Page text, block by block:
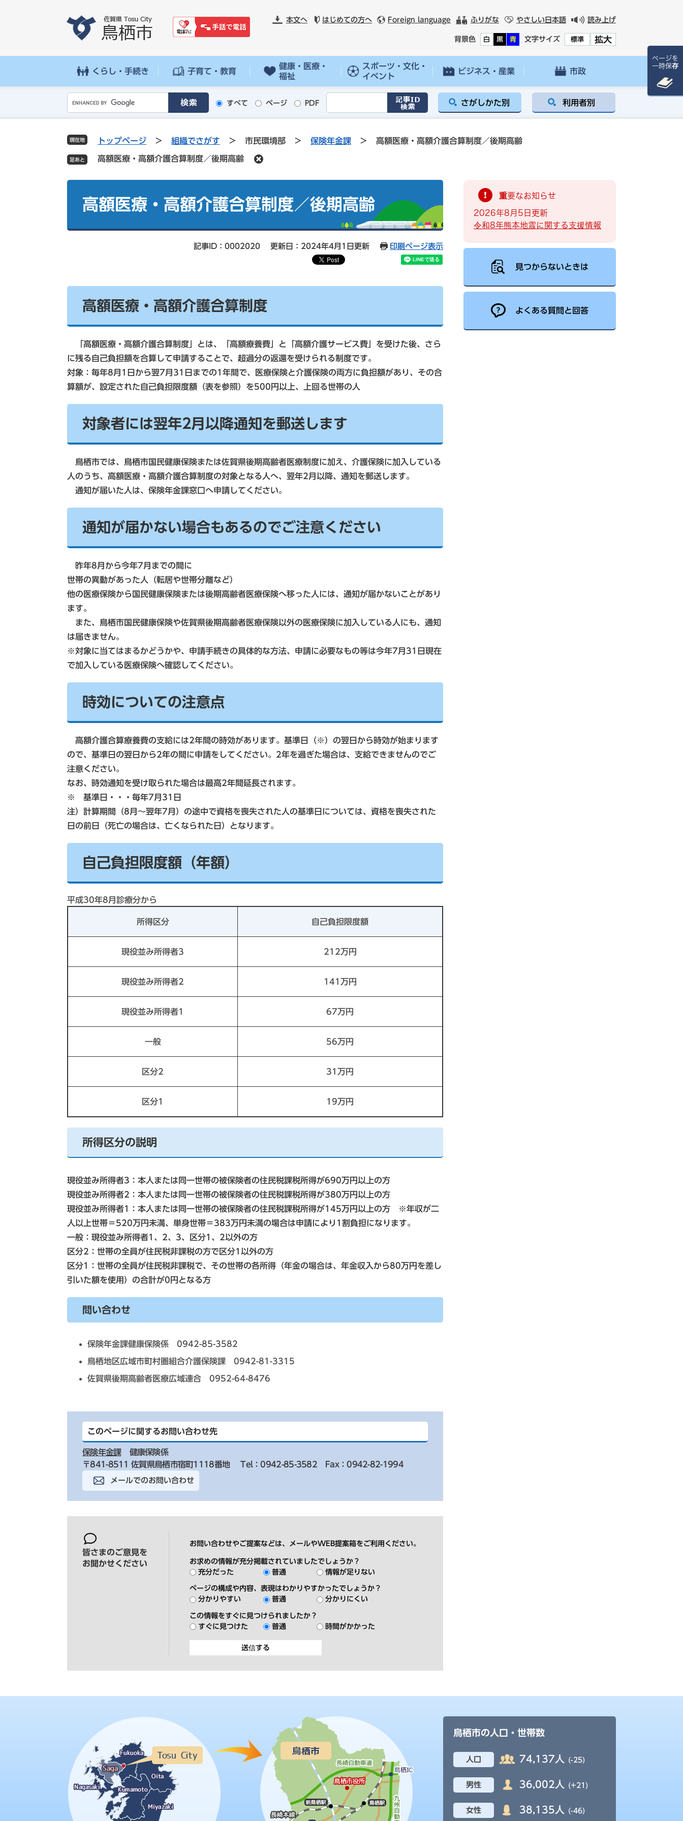
先
を
本文へ はじめての方へ Foreign language ふりがな やさしい日本語 読み上げ
背景色 白 黒 青 文字サイズ 標準 拡大
くらし・手続き 子育て・教育
健康・医療・
福祉
スポーツ・文化・
イベント
ビジネス・産業 市政
o
g
l
e
ス
索
すべて ページ PDF さがしかた別 利用者別
現在地 トップページ > 組織でさがす > 市民環境部 > 保険年金課 > 高額医療・高額介護合算制度／後期高齢
高額医療・高額介護合算制度／後期高齢
高額医療・高額介護合算制度／後期高齢
記事ID：0002020 更新日：2024年4月1日更新 印刷ページ表示
高額医療・高額介護合算制度
「高額医療・高額介護合算制度」とは、「高額療養費」と「高額介護サービス費」を受けた後、さら
に残る自己負担額を合算して申請することで、超過分の返還を受けられる制度です。
対象：毎年8月1日から翌7月31日までの1年間で、医療保険と介護保険の両方に負担額があり、その合
算額が、設定された自己負担限度額（表を参照）を500円以上、上回る世帯の人
対象者には翌年2月以降通知を郵送します
鳥栖市では、鳥栖市国民健康保険または佐賀県後期高齢者医療制度に加え、介護保険に加入している
人のうち、高額医療・高額介護合算制度の対象となる人へ、翌年2月以降、通知を郵送します。
通知が届いた人は、保険年金課窓口へ申請してください。
通知が届かない場合もあるのでご注意ください
昨年8月から今年7月までの間に
世帯の異動があった人（転居や世帯分離など）
他の医療保険から国民健康保険または後期高齢者医療保険へ移った人には、通知が届かないことがあり
ます。
また、鳥栖市国民健康保険や佐賀県後期高齢者医療保険以外の医療保険に加入している人にも、通知
は届きません。
※対象に当てはまるかどうかや、申請手続きの具体的な方法、申請に必要なもの等は今年7月31日現在
で加入している医療保険へ確認してください。
時効についての注意点
高額介護合算療養費の支給には2年間の時効があります。基準日（※）の翌日から時効が始まります
ので、基準日の翌日から2年の間に申請をしてください。2年を過ぎた場合は、支給できませんのでご
注意ください。
なお、時効通知を受け取られた場合は最高2年間延長されます。
※ 基準日・・・毎年7月31日
注）計算期間（8月～翌年7月）の途中で資格を喪失された人の基準日については、資格を喪失された
日の前日（死亡の場合は、亡くなられた日）となります。
自己負担限度額（年額）
平成30年8月診療分から
所得区分 自己負担限度額
現役並み所得者3 212万円
現役並み所得者2 141万円
現役並み所得者1 67万円
一般 56万円
区分2 31万円
区分1 19万円
所得区分の説明
現役並み所得者3：本人または同一世帯の被保険者の住民税課税所得が690万円以上の方
現役並み所得者2：本人または同一世帯の被保険者の住民税課税所得が380万円以上の方
現役並み所得者1：本人または同一世帯の被保険者の住民税課税所得が145万円以上の方 ※年収が二
人以上世帯＝520万円未満、単身世帯＝383万円未満の場合は申請により1割負担になります。
一般：現役並み所得者1、2、3、区分1、2以外の方
区分2：世帯の全員が住民税非課税の方で区分1以外の方
区分1：世帯の全員が住民税非課税で、その世帯の各所得（年金の場合は、年金収入から80万円を差し
引いた額を使用）の合計が0円となる方
問い合わせ
保険年金課健康保険係 0942-85-3582
鳥栖地区広域市町村圏組合介護保険課 0942-81-3315
佐賀県後期高齢者医療広域連合 0952-64-8476
このページに関するお問い合わせ先
保険年金課
健康保険係
〒841-8511 佐賀県鳥栖市宿町1118番地
Tel：0942-85-3582 Fax：0942-82-1994
メールでのお問い合わせ
皆さまのご意見を
お聞かせください
お問い合わせやご提案などは、メールやWEB提案箱をご利用ください。
お求めの情報が充分掲載されていましたでしょうか？
充分だった
普通 情報が足りない
ページの構成や内容、表現はわかりやすかったでしょうか？
分かりやすい
普通 分かりにくい
この情報をすぐに見つけられましたか？
すぐに見つけた
普通 時間がかかった
重要なお知らせ
2026年8月5日更新
令和8年熊本地震に関する支援情報
見つからないときは
よくある質問と回答
鳥栖市の人口・世帯数
人口 74,137人 (-25)
男性 36,002人 (+21)
女性 38,135人 (-46)
ページを
一時保存